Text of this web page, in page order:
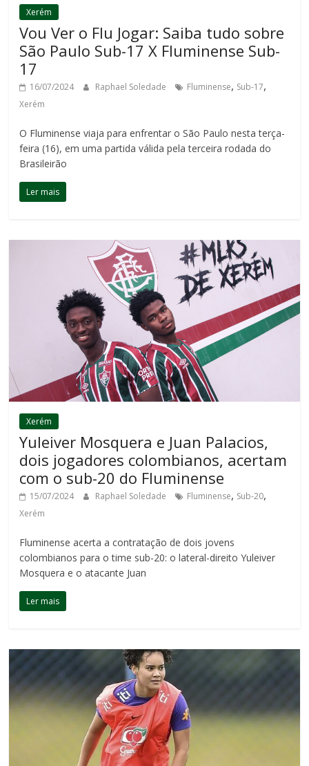
Xerém
Vou Ver o Flu Jogar: Saiba tudo sobre
São Paulo Sub-17 X Fluminense Sub-
17
16/07/2024 Raphael Soledade Fluminense, Sub-17,
Xerém
O Fluminense viaja para enfrentar o São Paulo nesta terça-
feira (16), em uma partida válida pela terceira rodada do
Brasileirão
Ler mais
Xerém
Yuleiver Mosquera e Juan Palacios,
dois jogadores colombianos, acertam
com o sub-20 do Fluminense
15/07/2024 Raphael Soledade Fluminense, Sub-20,
Xerém
Fluminense acerta a contratação de dois jovens
colombianos para o time sub-20: o lateral-direito Yuleiver
Mosquera e o atacante Juan
Ler mais